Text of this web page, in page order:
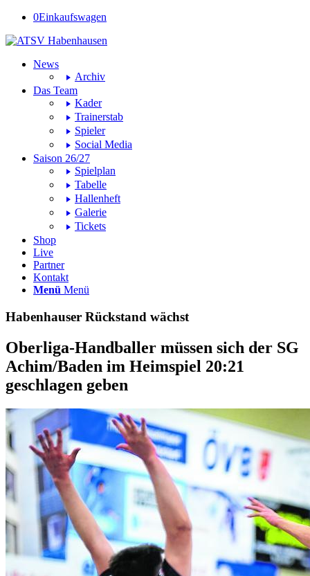
0Einkaufswagen
News
Archiv
Das Team
Kader
Trainerstab
Spieler
Social Media
Saison 26/27
Spielplan
Tabelle
Hallenheft
Galerie
Tickets
Shop
Live
Partner
Kontakt
Menü Menü
Habenhauser Rückstand wächst
Oberliga-Handballer müssen sich der SG
Achim/Baden im Heimspiel 20:21
geschlagen geben